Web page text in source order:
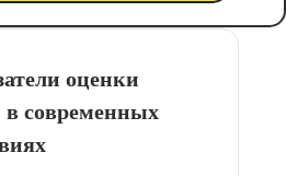
оценки
современных